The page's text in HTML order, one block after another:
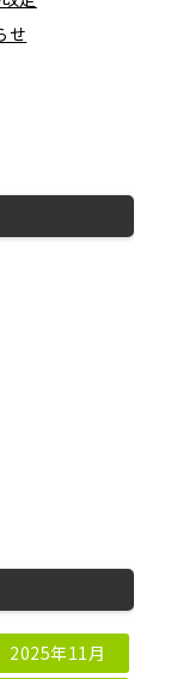
せ
2025年11月